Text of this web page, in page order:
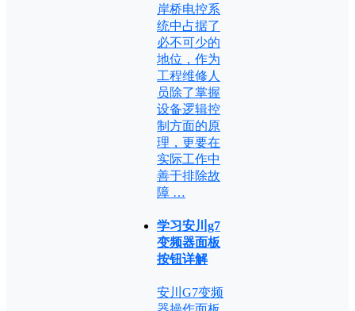
岸桥电控系
统中占据了
必不可少的
地位，作为
工程维修人
员除了掌握
设备逻辑控
制方面的原
理，更要在
实际工作中
善于排除故
障 …
学习安川g7
变频器面板
按钮详解
安川G7变频